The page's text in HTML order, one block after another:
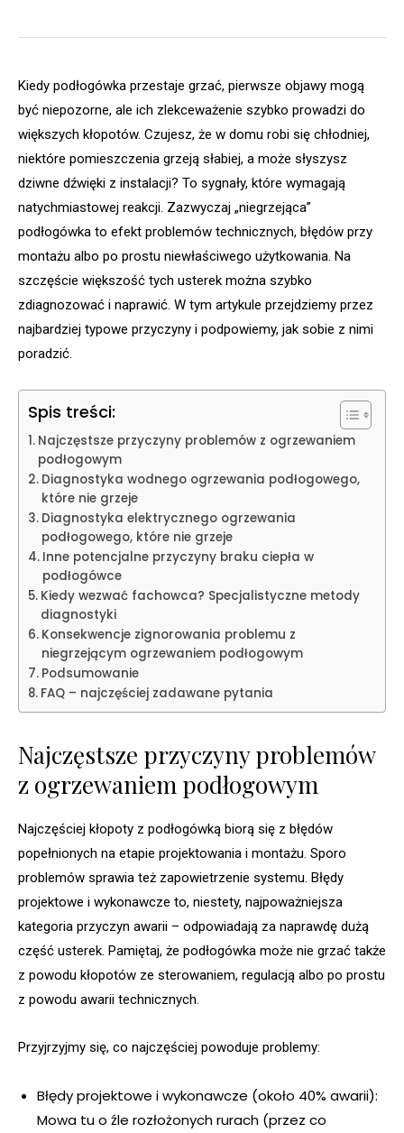
Kiedy podłogówka przestaje grzać, pierwsze objawy mogą
być niepozorne, ale ich zlekceważenie szybko prowadzi do
większych kłopotów. Czujesz, że w domu robi się chłodniej,
niektóre pomieszczenia grzeją słabiej, a może słyszysz
dziwne dźwięki z instalacji? To sygnały, które wymagają
natychmiastowej reakcji. Zazwyczaj „niegrzejąca”
podłogówka to efekt problemów technicznych, błędów przy
montażu albo po prostu niewłaściwego użytkowania. Na
szczęście większość tych usterek można szybko
zdiagnozować i naprawić. W tym artykule przejdziemy przez
najbardziej typowe przyczyny i podpowiemy, jak sobie z nimi
poradzić.
Spis treści:
Najczęstsze przyczyny problemów z ogrzewaniem
podłogowym
Diagnostyka wodnego ogrzewania podłogowego,
które nie grzeje
Diagnostyka elektrycznego ogrzewania
podłogowego, które nie grzeje
Inne potencjalne przyczyny braku ciepła w
podłogówce
Kiedy wezwać fachowca? Specjalistyczne metody
diagnostyki
Konsekwencje zignorowania problemu z
niegrzejącym ogrzewaniem podłogowym
Podsumowanie
FAQ – najczęściej zadawane pytania
Najczęstsze przyczyny problemów
z ogrzewaniem podłogowym
Najczęściej kłopoty z podłogówką biorą się z błędów
popełnionych na etapie projektowania i montażu. Sporo
problemów sprawia też zapowietrzenie systemu. Błędy
projektowe i wykonawcze to, niestety, najpoważniejsza
kategoria przyczyn awarii – odpowiadają za naprawdę dużą
część usterek. Pamiętaj, że podłogówka może nie grzać także
z powodu kłopotów ze sterowaniem, regulacją albo po prostu
z powodu awarii technicznych.
Przyjrzyjmy się, co najczęściej powoduje problemy:
Błędy projektowe i wykonawcze (około 40% awarii):
Mowa tu o źle rozłożonych rurach (przez co